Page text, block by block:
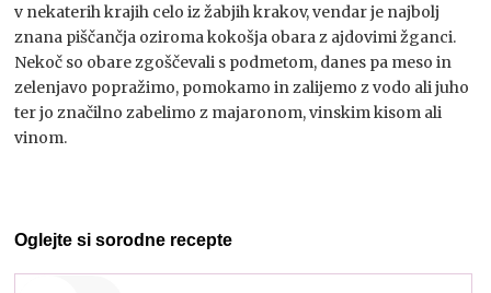
v nekaterih krajih celo iz žabjih krakov, vendar je najbolj
znana piščančja oziroma kokošja obara z ajdovimi žganci.
Nekoč so obare zgoščevali s podmetom, danes pa meso in
zelenjavo popražimo, pomokamo in zalijemo z vodo ali juho
ter jo značilno zabelimo z majaronom, vinskim kisom ali
vinom.
Oglejte si sorodne recepte